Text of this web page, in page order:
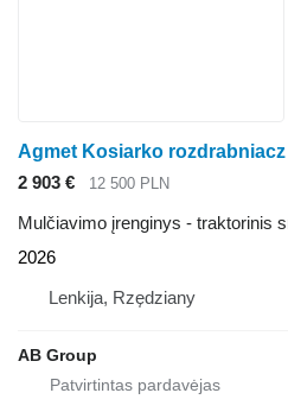
Agmet Kosiarko rozdrabniacz
2 903 €
12 500 PLN
Mulčiavimo įrenginys - traktorinis
2026
Lenkija, Rzędziany
AB Group